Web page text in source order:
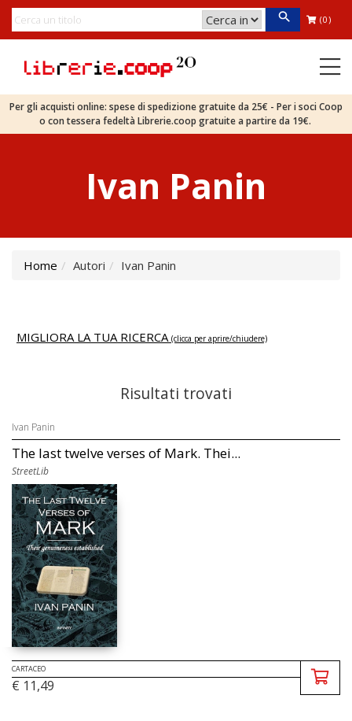
(0)
Per gli acquisti online: spese di spedizione gratuite da 25€ - Per i soci Coop
o con tessera fedeltà Librerie.coop gratuite a partire da 19€.
Ivan Panin
Home Autori Ivan Panin
MIGLIORA LA TUA RICERCA (clicca per aprire/chiudere)
Risultati trovati
Ivan Panin
The last twelve verses of Mark. Thei...
StreetLib
CARTACEO
€ 11,49